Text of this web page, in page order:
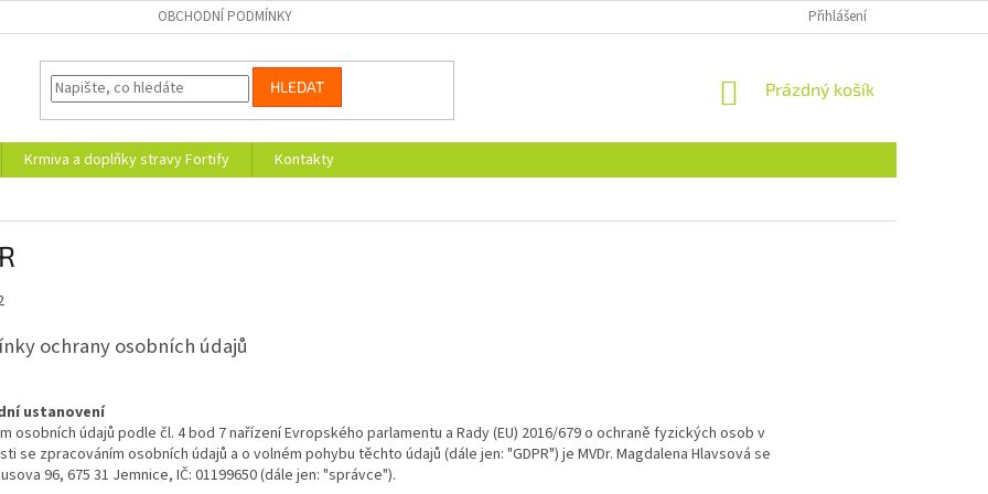
OBCHODNÍ PODMÍNKY Přihlášení
HLEDAT
NÁKUPNÍ
Prázdný košík
Krmiva a doplňky stravy Fortify
Kontakty
ochrany osobních údajů
ustanovení
osobních údajů podle čl. 4 bod 7 nařízení Evropského parlamentu a Rady (EU) 2016/679 o ochraně fyzických osob v
se zpracováním osobních údajů a o volném pohybu těchto údajů (dále jen: "GDPR") je MVDr. Magdalena Hlavsová se
96, 675 31 Jemnice, IČ: 01199650 (dále jen: "správce").